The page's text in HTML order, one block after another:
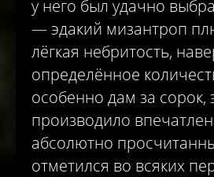
у него был удачно
— эдакий мизантроп
лёгкая небритость,
определённое
особенно дам за сорок,
производило
абсолютно
отметился во всяких